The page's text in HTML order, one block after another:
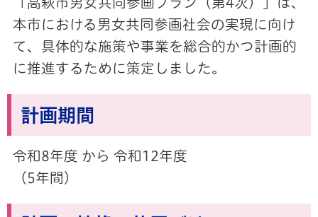
「高萩市男女共同参画プラン（第4次）」は、
本市における男女共同参画社会の実現に向け
て、具体的な施策や事業を総合的かつ計画的
に推進するために策定しました。
計画期間
令和8年度 から 令和12年度
（5年間）